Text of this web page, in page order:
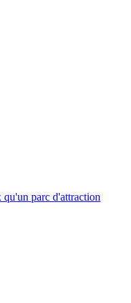
qu'un parc d'attraction